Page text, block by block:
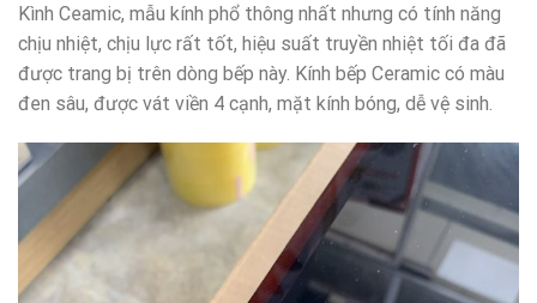
Kình Ceamic, mẫu kính phổ thông nhất nhưng có tính năng
chịu nhiệt, chịu lực rất tốt, hiệu suất truyền nhiệt tối đa đã
được trang bị trên dòng bếp này. Kính bếp Ceramic có màu
đen sâu, được vát viền 4 cạnh, mặt kính bóng, dễ vệ sinh.